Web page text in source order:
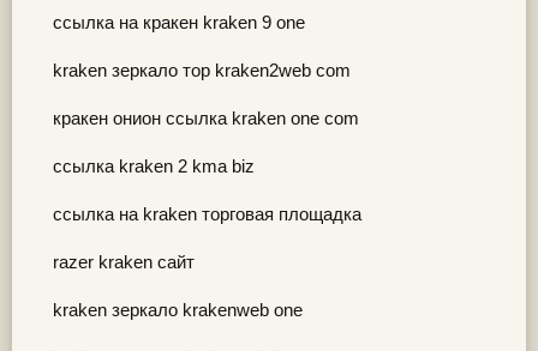
ссылка на кракен kraken 9 one
kraken зеркало тор kraken2web com
кракен онион ссылка kraken one com
ссылка kraken 2 kma biz
ссылка на kraken торговая площадка
razer kraken сайт
kraken зеркало krakenweb one